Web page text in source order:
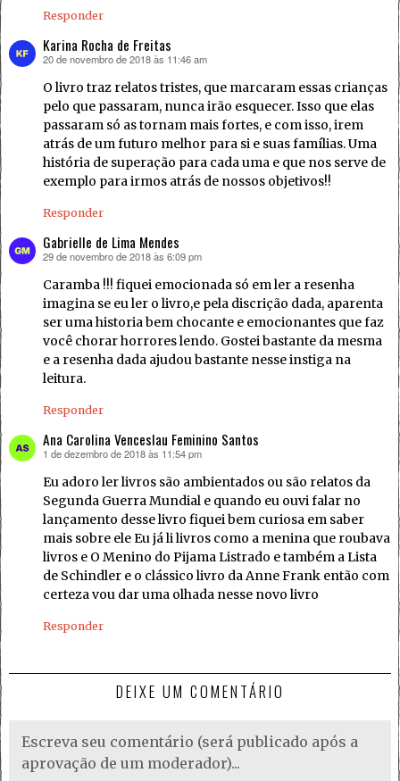
Responder
Karina Rocha de Freitas
disse:
20 de novembro de 2018 às 11:46 am
O livro traz relatos tristes, que marcaram essas crianças
pelo que passaram, nunca irão esquecer. Isso que elas
passaram só as tornam mais fortes, e com isso, irem
atrás de um futuro melhor para si e suas famílias. Uma
história de superação para cada uma e que nos serve de
exemplo para irmos atrás de nossos objetivos!!
Responder
Gabrielle de Lima Mendes
disse:
29 de novembro de 2018 às 6:09 pm
Caramba !!! fiquei emocionada só em ler a resenha
imagina se eu ler o livro,e pela discrição dada, aparenta
ser uma historia bem chocante e emocionantes que faz
você chorar horrores lendo. Gostei bastante da mesma
e a resenha dada ajudou bastante nesse instiga na
leitura.
Responder
Ana Carolina Venceslau Feminino Santos
disse:
1 de dezembro de 2018 às 11:54 pm
Eu adoro ler livros são ambientados ou são relatos da
Segunda Guerra Mundial e quando eu ouvi falar no
lançamento desse livro fiquei bem curiosa em saber
mais sobre ele Eu já li livros como a menina que roubava
livros e O Menino do Pijama Listrado e também a Lista
de Schindler e o clássico livro da Anne Frank então com
certeza vou dar uma olhada nesse novo livro
Responder
DEIXE UM COMENTÁRIO